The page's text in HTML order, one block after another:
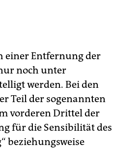
einer Entfernung der
noch unter
werden. Bei den
Teil der sogenannten
vorderen Drittel der
für die Sensibilität des
beziehungsweise